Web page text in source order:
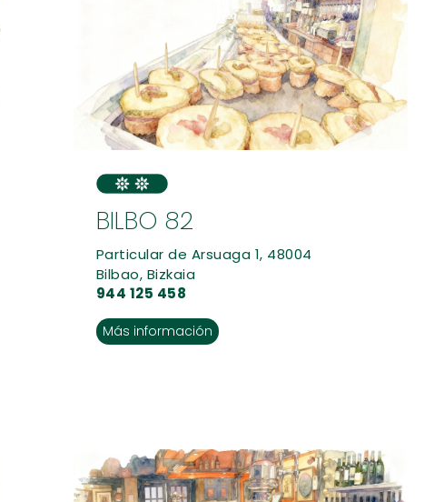
BILBO 82
Particular de Arsuaga 1, 48004
Bilbao, Bizkaia
944 125 458
Más información